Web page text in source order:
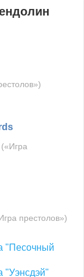
престолов»)
"Песочный
"Уэнсдэй"